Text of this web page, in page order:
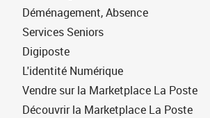
Déménagement, Absence
Services Seniors
Digiposte
L'identité Numérique
Vendre sur la Marketplace La Poste
Découvrir la Marketplace La Poste